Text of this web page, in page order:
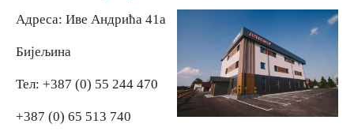
Планински туризам
Бањски туризам
Адреса: Иве Андрића 41а
Бијељина
Тел: +387 (0) 55 244 470
+387 (0) 65 513 740
Планински туризам
Бањски туризам